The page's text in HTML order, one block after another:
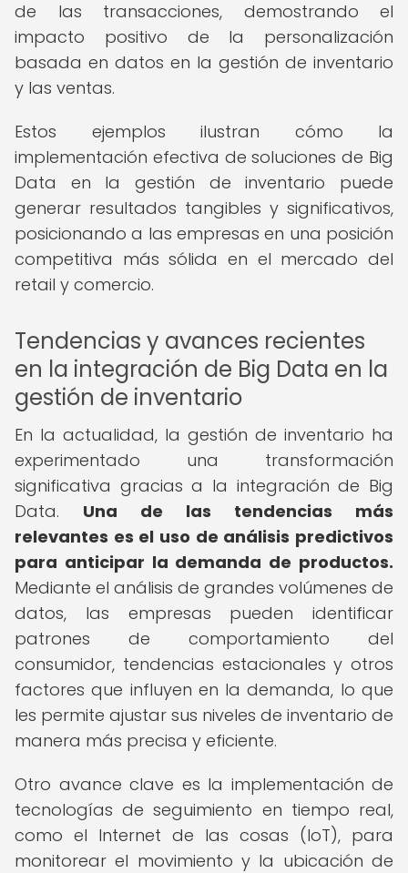
de las transacciones, demostrando el
impacto positivo de la personalización
basada en datos en la gestión de inventario
y las ventas.
Estos ejemplos ilustran cómo la
implementación efectiva de soluciones de Big
Data en la gestión de inventario puede
generar resultados tangibles y significativos,
posicionando a las empresas en una posición
competitiva más sólida en el mercado del
retail y comercio.
Tendencias y avances recientes
en la integración de Big Data en la
gestión de inventario
En la actualidad, la gestión de inventario ha
experimentado una transformación
significativa gracias a la integración de Big
Data. Una de las tendencias más
relevantes es el uso de análisis predictivos
para anticipar la demanda de productos.
Mediante el análisis de grandes volúmenes de
datos, las empresas pueden identificar
patrones de comportamiento del
consumidor, tendencias estacionales y otros
factores que influyen en la demanda, lo que
les permite ajustar sus niveles de inventario de
manera más precisa y eficiente.
Otro avance clave es la implementación de
tecnologías de seguimiento en tiempo real,
como el Internet de las cosas (IoT), para
monitorear el movimiento y la ubicación de